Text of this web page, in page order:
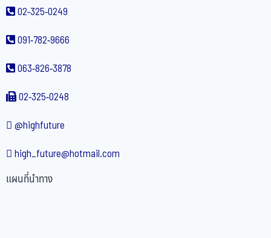
02-325-0249
091-782-9666
063-826-3878
02-325-0248
@highfuture
high_future@hotmail.com
แผนที่นำทาง